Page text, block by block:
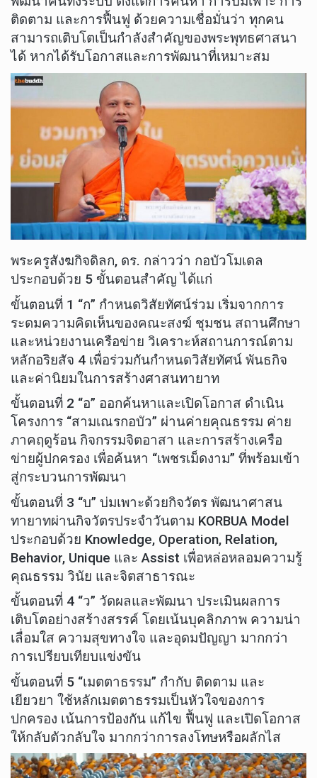
ติดตาม และการฟื้นฟู ด้วยความเชื่อมั่นว่า ทุกคน
สามารถเติบโตเป็นกำลังสำคัญของพระพุทธศาสนา
ได้ หากได้รับโอกาสและการพัฒนาที่เหมาะสม
พระครูสังฆกิจดิลก, ดร. กล่าวว่า กอบัวโมเดล
ประกอบด้วย 5 ขั้นตอนสำคัญ ได้แก่
ขั้นตอนที่ 1 “ก” กำหนดวิสัยทัศน์ร่วม เริ่มจากการ
ระดมความคิดเห็นของคณะสงฆ์ ชุมชน สถานศึกษา
และหน่วยงานเครือข่าย วิเคราะห์สถานการณ์ตาม
หลักอริยสัจ 4 เพื่อร่วมกันกำหนดวิสัยทัศน์ พันธกิจ
และค่านิยมในการสร้างศาสนทายาท
ขั้นตอนที่ 2 “อ” ออกค้นหาและเปิดโอกาส ดำเนิน
โครงการ “สามเณรกอบัว” ผ่านค่ายคุณธรรม ค่าย
ภาคฤดูร้อน กิจกรรมจิตอาสา และการสร้างเครือ
ข่ายผู้ปกครอง เพื่อค้นหา “เพชรเม็ดงาม” ที่พร้อมเข้า
สู่กระบวนการพัฒนา
ขั้นตอนที่ 3 “บ” บ่มเพาะด้วยกิจวัตร พัฒนาศาสน
ทายาทผ่านกิจวัตรประจำวันตาม KORBUA Model
ประกอบด้วย Knowledge, Operation, Relation,
Behavior, Unique และ Assist เพื่อหล่อหลอมความรู้
คุณธรรม วินัย และจิตสาธารณะ
ขั้นตอนที่ 4 “ว” วัดผลและพัฒนา ประเมินผลการ
เติบโตอย่างสร้างสรรค์ โดยเน้นบุคลิกภาพ ความน่า
เลื่อมใส ความสุขทางใจ และอุดมปัญญา มากกว่า
การเปรียบเทียบแข่งขัน
ขั้นตอนที่ 5 “เมตตาธรรม” กำกับ ติดตาม และ
เยียวยา ใช้หลักเมตตาธรรมเป็นหัวใจของการ
ปกครอง เน้นการป้องกัน แก้ไข ฟื้นฟู และเปิดโอกาส
ให้กลับตัวกลับใจ มากกว่าการลงโทษหรือผลักไส